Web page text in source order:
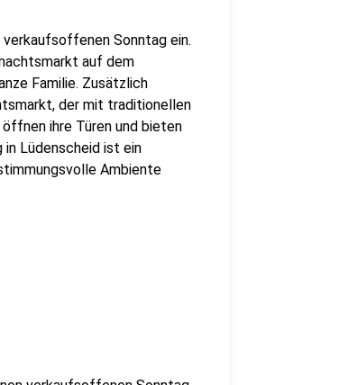
Sonntag ein.
auf dem
Familie. Zusätzlich
der mit traditionellen
ihre Türen und bieten
Lüdenscheid ist ein
Ambiente